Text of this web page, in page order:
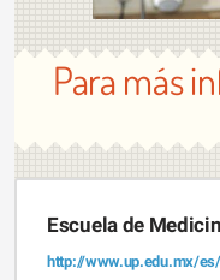
Para más
Escuela de
http://www.up.edu.mx/